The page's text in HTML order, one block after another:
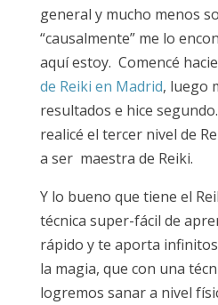
general y mucho menos
“causalmente” me lo
aquí estoy. Comencé
de Reiki en Madrid, luego
resultados e hice
realicé el tercer nivel de
a ser maestra de Reiki.
Y lo bueno que tiene el
técnica super-fácil de
rápido y te aporta
la magia, que con una
logremos sanar a nivel